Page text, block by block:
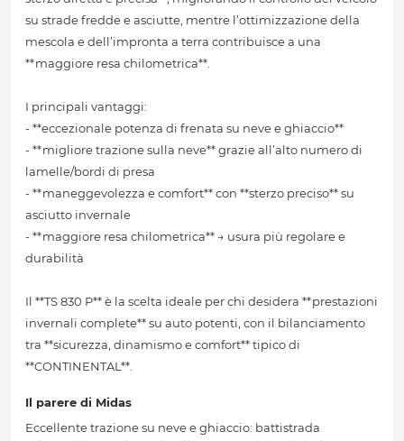
su strade fredde e asciutte, mentre l’ottimizzazione della
mescola e dell’impronta a terra contribuisce a una
**maggiore resa chilometrica**.
I principali vantaggi:
- **eccezionale potenza di frenata su neve e ghiaccio**
- **migliore trazione sulla neve** grazie all’alto numero di
lamelle/bordi di presa
- **maneggevolezza e comfort** con **sterzo preciso** su
asciutto invernale
- **maggiore resa chilometrica** → usura più regolare e
durabilità
Il **TS 830 P** è la scelta ideale per chi desidera **prestazioni
invernali complete** su auto potenti, con il bilanciamento
tra **sicurezza, dinamismo e comfort** tipico di
**CONTINENTAL**.
Il parere di Midas
Eccellente trazione su neve e ghiaccio: battistrada